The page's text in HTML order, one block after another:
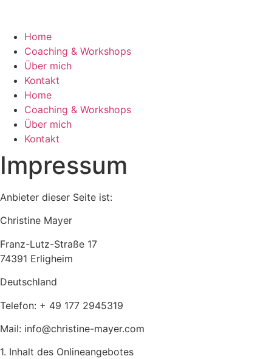
wechseln
Home
Coaching & Workshops
Über mich
Kontakt
Home
Coaching & Workshops
Über mich
Kontakt
Impressum
Anbieter dieser Seite ist:
Christine Mayer
Franz-Lutz-Straße 17
74391 Erligheim
Deutschland
Telefon: + 49 177 2945319
Mail: info@christine-mayer.com
1. Inhalt des Onlineangebotes